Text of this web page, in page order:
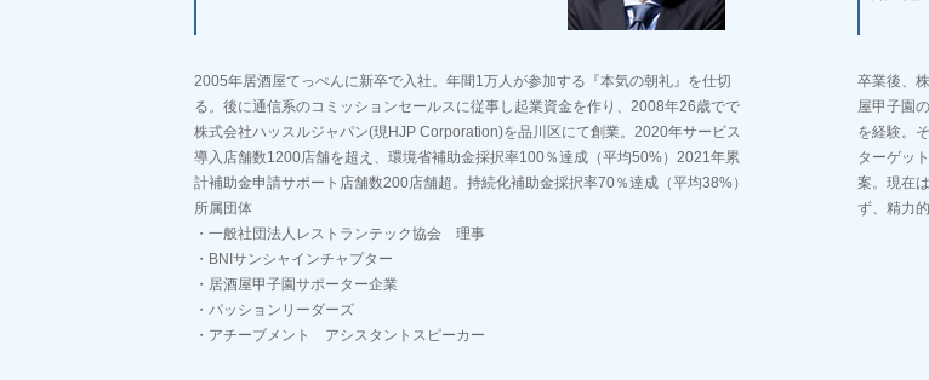
2005年居酒屋てっぺんに新卒で入社。年間1万人が参加する『本気の朝礼』を仕切
る。後に通信系のコミッションセールスに従事し起業資金を作り、2008年26歳でで
株式会社ハッスルジャパン(現HJP Corporation)を品川区にて創業。2020年サービス
導入店舗数1200店舗を超え、環境省補助金採択率100％達成（平均50%）2021年累
計補助金申請サポート店舗数200店舗超。持続化補助金採択率70％達成（平均38%）
所属団体
・一般社団法人レストランテック協会 理事
・BNIサンシャインチャプター
・居酒屋甲子園サポーター企業
・パッションリーダーズ
・アチーブメント アシスタントスピーカー
卒業後、
屋甲子園
を経験。
ターゲッ
案。現在
ず、精力